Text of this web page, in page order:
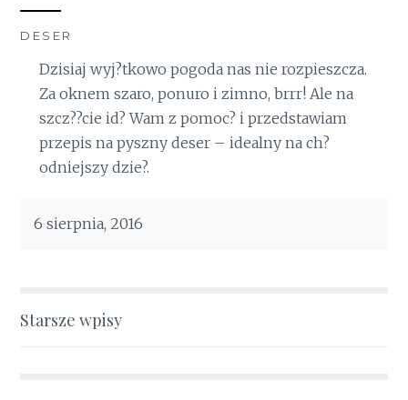
DESER
Dzisiaj wyj?tkowo pogoda nas nie rozpieszcza.
Za oknem szaro, ponuro i zimno, brrr! Ale na
szcz??cie id? Wam z pomoc? i przedstawiam
przepis na pyszny deser – idealny na ch?
odniejszy dzie?.
6 sierpnia, 2016
Nawigacja
Starsze wpisy